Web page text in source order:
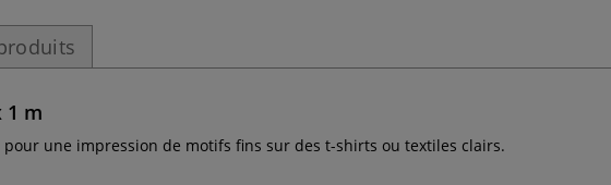
1 m
pour une impression de motifs fins sur des t-shirts ou textiles clairs.